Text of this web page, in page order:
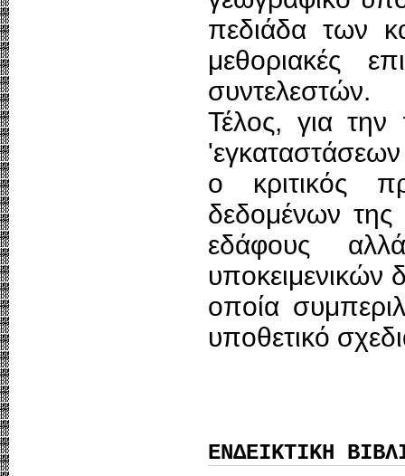
πεδιάδα των
μεθοριακές
συντελεστών.
Τέλος, για
ο κριτικός
δεδομένων της
εδάφους
υποκειμενικών
οποία
υποθετικό
ΕΝΔΕΙΚΤΙΚΗ